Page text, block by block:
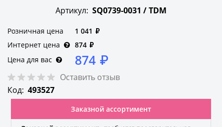
Артикул: SQ0739-0031 /TDM
Розничная цена 1 041 ₽
Интернет цена
874 ₽
Цена для вас
874 ₽
Оставить отзыв
Код: 493527
Заказной ассортимент